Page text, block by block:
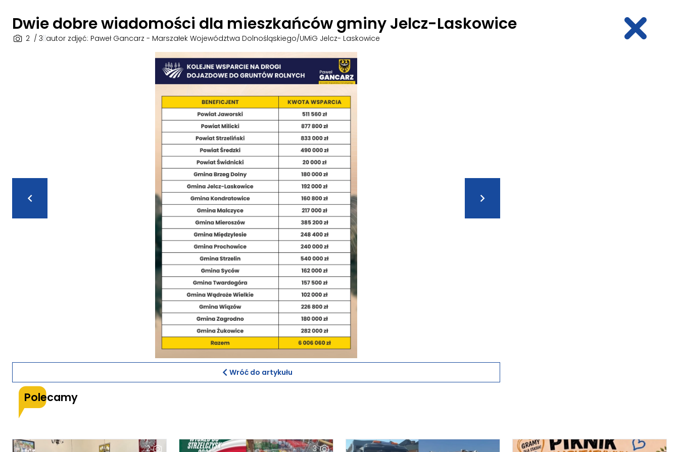
Dwie dobre wiadomości dla mieszkańców gminy Jelcz-Laskowice
2 / 3 autor zdjęć: Paweł Gancarz - Marszałek Województwa Dolnośląskiego/UMiG Jelcz- Laskowice
Wróć do artykułu
Polecamy
2 3